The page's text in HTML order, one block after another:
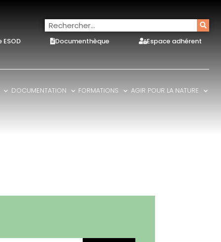
Documenthèque
Espace adhérent
DOCUMENTATION FORMATIONS AGIR POUR LA NATURE